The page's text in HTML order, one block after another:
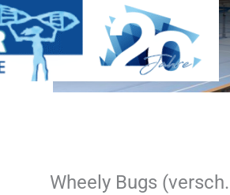
Wheely Bugs
Wheely